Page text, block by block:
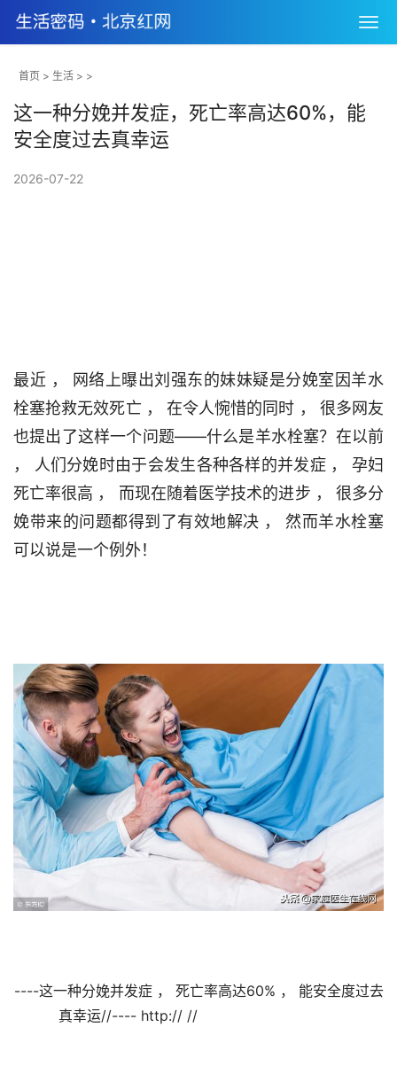
首页 > 生活 > >
这一种分娩并发症，死亡率高达60%，能
安全度过去真幸运
2026-07-22
最近 ， 网络上曝出刘强东的妹妹疑是分娩室因羊水
栓塞抢救无效死亡 ， 在令人惋惜的同时 ， 很多网友
也提出了这样一个问题——什么是羊水栓塞？在以前
， 人们分娩时由于会发生各种各样的并发症 ， 孕妇
死亡率很高 ， 而现在随着医学技术的进步 ， 很多分
娩带来的问题都得到了有效地解决 ， 然而羊水栓塞
可以说是一个例外！
----这一种分娩并发症 ， 死亡率高达60% ， 能安全度过去
真幸运//---- http:// //